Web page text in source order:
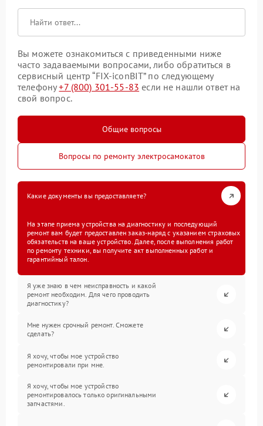
Вы можете ознакомиться с приведенными ниже
часто задаваемыми вопросами, либо обратиться в
сервисный центр “FIX-iconBIT” по следующему
телефону+7 (800) 301-55-83 если не нашли ответ на
свой вопрос.
Общие вопросы
Вопросы по ремонту электросамокатов
Какие документы вы предоставляете?
На этапе приема устройства на диагностику и последующий
ремонт вам будет предоставлен заказ-наряд с указанием страховых
обязательств на ваше устройство. Далее, после выполнения работ
по ремонту техники, вы получите акт выполненных работ и
гарантийный талон.
Я уже знаю в чем неисправность и какой
ремонт необходим. Для чего проводить
диагностику?
Мне нужен срочный ремонт. Сможете
сделать?
Я хочу, чтобы мое устройство
ремонтировали при мне.
Я хочу, чтобы мое устройство
ремонтировалось только оригинальными
запчастями.